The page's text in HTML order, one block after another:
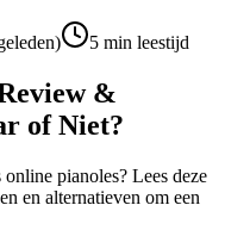
) 5 min leestijd
&
of Niet?
pianoles? Lees deze
en alternatieven om een